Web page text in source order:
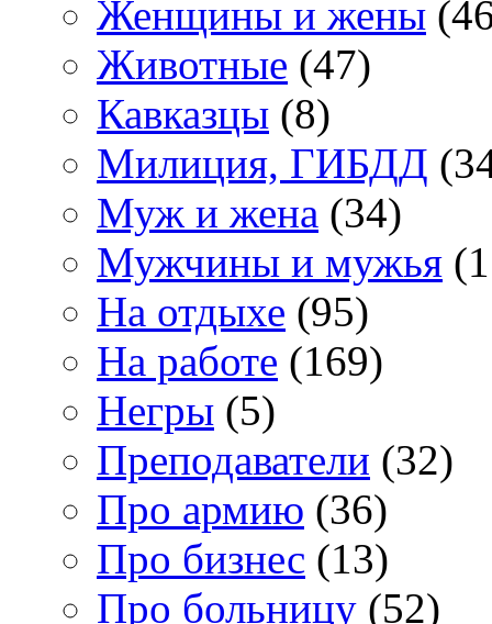
Женщины и жены
Животные (47)
Кавказцы (8)
Милиция, ГИБДД
Муж и жена (34)
Мужчины и мужья
На отдыхе (95)
На работе (169)
Негры (5)
Преподаватели (32)
Про армию (36)
Про бизнес (13)
Про больницу (52)